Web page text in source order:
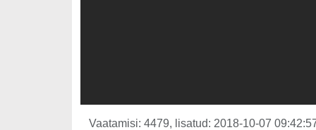
Vaatamisi: 4479, lisatud: 2018-10-07